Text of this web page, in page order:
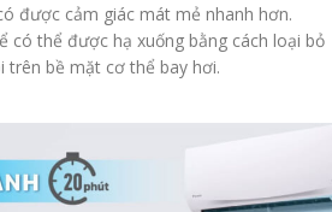
được cảm giác mát mẻ nhanh hơn.
có thể được hạ xuống bằng cách loại bỏ
trên bề mặt cơ thể bay hơi.